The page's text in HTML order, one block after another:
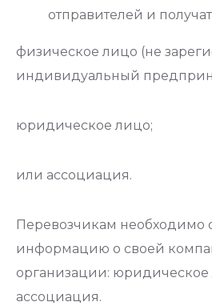
отправителей и
физическое лицо (не
индивидуальный
юридическое лицо;
или ассоциация.
Перевозчикам необходимо
информацию о своей
организации:
ассоциация.